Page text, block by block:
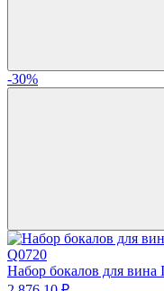
-30%
Q0720
Набор бокалов для